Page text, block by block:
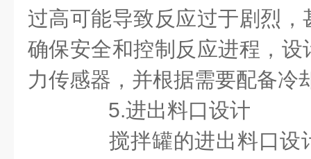
过高可能导致反应过于剧烈
确保安全和控制反应进程，
力传感器，并根据需要配备冷
5.进出料口设计
搅拌罐的进出料口设